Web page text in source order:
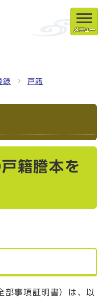
メニュー
録 戸籍
籍謄本を
部事項証明書）は、以